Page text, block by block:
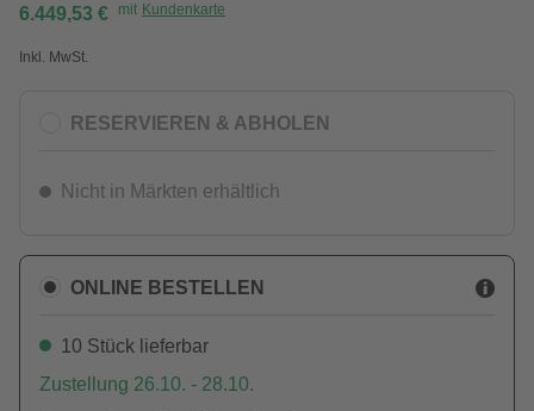
6.449,53 € mit Kundenkarte
Inkl. MwSt.
RESERVIEREN & ABHOLEN
Nicht in Märkten erhältlich
ONLINE BESTELLEN
10 Stück lieferbar
Zustellung 26.10. - 28.10.